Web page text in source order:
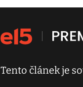
Tento článek je